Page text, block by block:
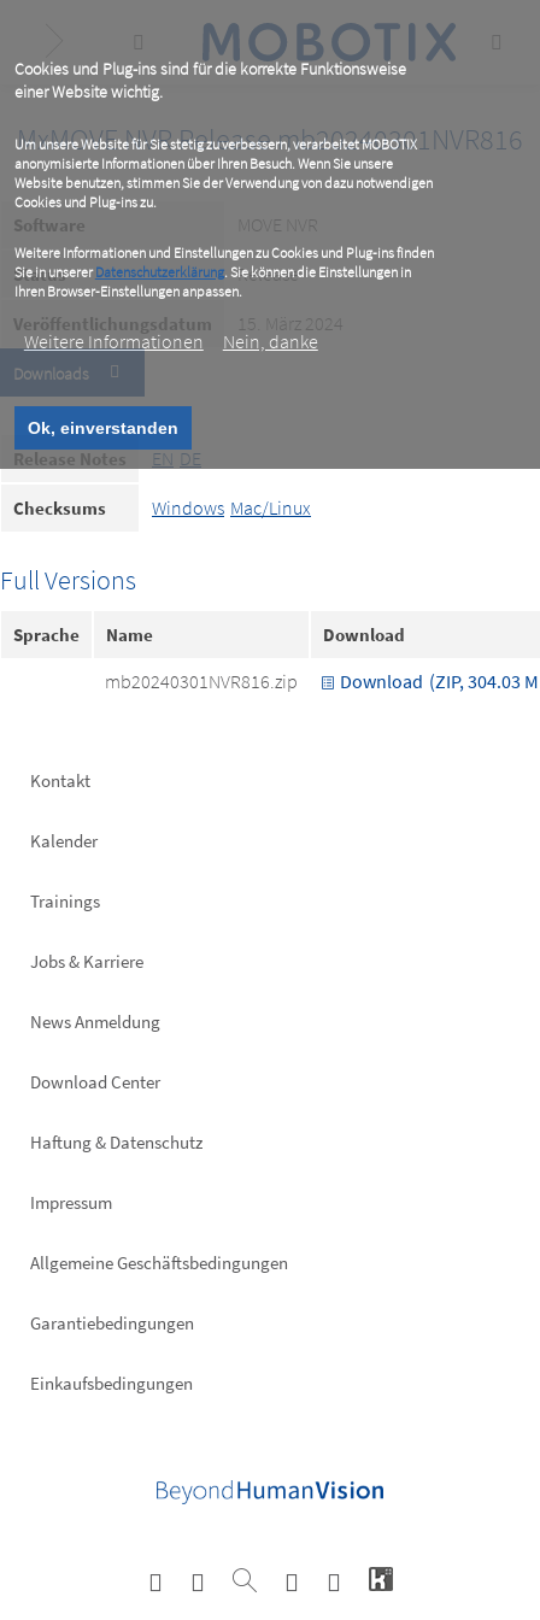
Cookies und Plug-ins sind für die korrekte Funktionsweise
einer Website wichtig.
Um unsere Website für Sie stetig zu verbessern, verarbeitet MOBOTIX
anonymisierte Informationen über Ihren Besuch. Wenn Sie unsere
Website benutzen, stimmen Sie der Verwendung von dazu notwendigen
Cookies und Plug-ins zu.
Weitere Informationen und Einstellungen zu Cookies und Plug-ins finden
Sie in unsererDatenschutzerklärung. Sie können die Einstellungen in
Ihren Browser-Einstellungen anpassen.
Weitere Informationen Nein, danke
Ok, einverstanden
content
MxMOVE NVR Release mb20240301NVR816
Software MOVE NVR
Status Release
Veröffentlichungsdatum 15. März 2024
Downloads
Release Notes EN DE
Checksums Windows Mac/Linux
Full Versions
Sprache Name Download
mb20240301NVR816.zip Download (ZIP, 304.03
Footer
Kontakt
Kalender
Trainings
Jobs & Karriere
News Anmeldung
Footer
Download Center
Haftung & Datenschutz
Impressum
Allgemeine Geschäftsbedingungen
Garantiebedingungen
Einkaufsbedingungen